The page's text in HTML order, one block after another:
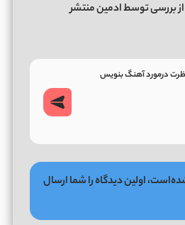
بررسی توسط ادمین منتشر
اولین دیدگاه را شما ارسال